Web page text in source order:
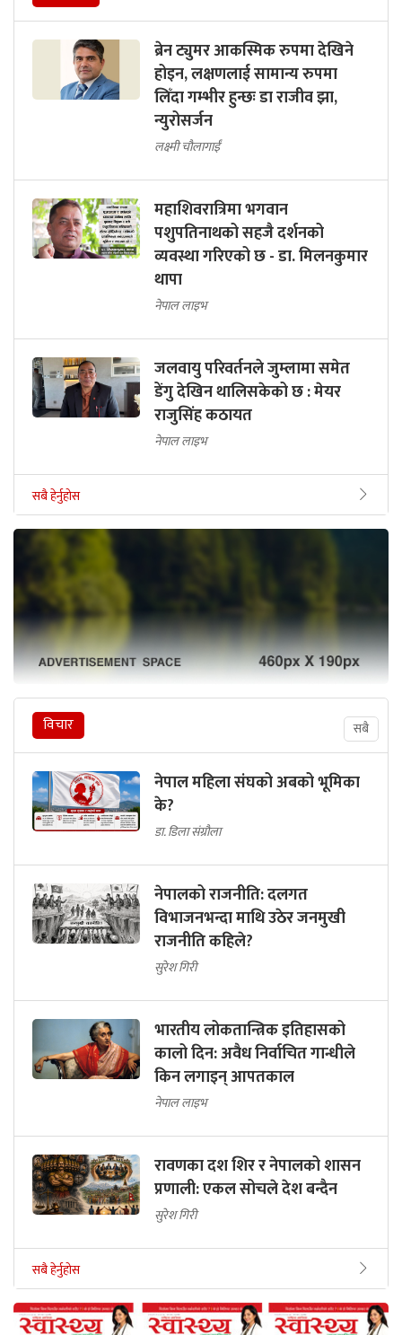
ब्रेन ट्युमर आकस्मिक रुपमा देखिने
होइन, लक्षणलाई सामान्य रुपमा
लिँदा गम्भीर हुन्छः डा राजीव झा,
न्युरोसर्जन
लक्ष्मी चौलागाईं
महाशिवरात्रिमा भगवान
पशुपतिनाथको सहजै दर्शनको
व्यवस्था गरिएको छ - डा. मिलनकुमार
थापा
नेपाल लाइभ
जलवायु परिवर्तनले जुम्लामा समेत
डेंगु देखिन थालिसकेको छ : मेयर
राजुसिंह कठायत
नेपाल लाइभ
सबै हेर्नुहोस
विचार सबै
नेपाल महिला संघको अबको भूमिका
के?
डा. डिला संग्रौला
नेपालको राजनीति: दलगत
विभाजनभन्दा माथि उठेर जनमुखी
राजनीति कहिले?
सुरेश गिरी
भारतीय लोकतान्त्रिक इतिहासको
कालो दिन: अवैध निर्वाचित गान्धीले
किन लगाइन् आपतकाल
नेपाल लाइभ
रावणका दश शिर र नेपालको शासन
प्रणाली: एकल सोचले देश बन्दैन
सुरेश गिरी
सबै हेर्नुहोस